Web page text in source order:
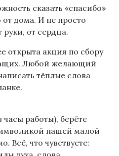
сказать «спасибо»
от дома. И не просто
руки, от сердца.
открыта акция по сбору
Любой желающий
тёплые слова
работы), берёте
нашей малой
Всё, что чувствуете: